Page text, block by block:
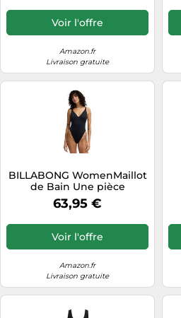
Voir l'offre
Amazon.fr
Livraison gratuite
BILLABONG WomenMaillot
de Bain Une pièce
échancré Sol Searcher
Deep V One-Piece XL
63,95 €
Voir l'offre
Amazon.fr
Livraison gratuite